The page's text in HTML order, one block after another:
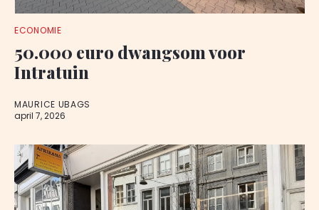
ECONOMIE
50.000 euro dwangsom voor
Intratuin
MAURICE UBAGS
april 7, 2026